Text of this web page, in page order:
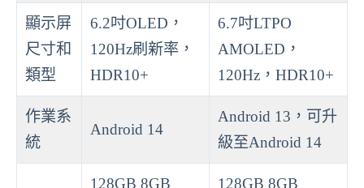
顯示屏
尺寸和
類型
6.2吋OLED，
120Hz刷新率，
HDR10+
6.7吋LTPO
AMOLED，
120Hz，HDR10+
作業系
統
Android 14
Android 13，可升
級至Android 14
128GB 8GB
128GB 8GB